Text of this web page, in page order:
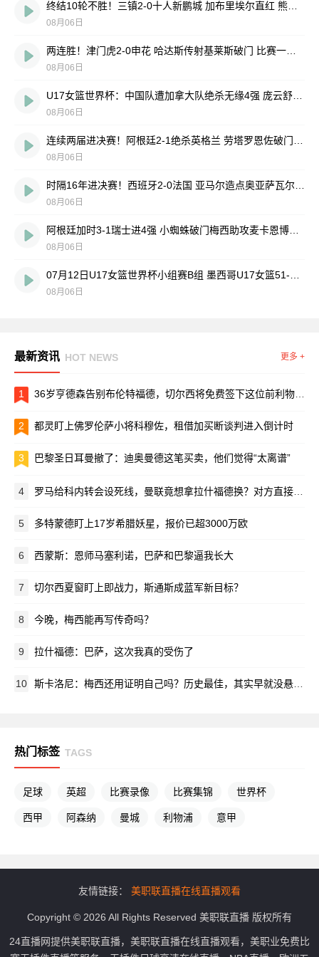
08月06日
08月06日
08月06日
08月06日
08月06日
08月06日
08月06日
最新资讯 HOT NEWS 更多 +
1 36岁亨德森告别布伦特福德，切尔西将免费签下这位前利物浦队长
2 都灵盯上佛罗伦萨小将科穆佐，租借加买断谈判进入倒计时
3 巴黎圣日耳曼撤了：迪奥曼德这笔买卖，他们觉得“太离谱”
4 罗马给科内转会设死线，曼联竟想拿拉什福德换？对方直接摆手：养不起！
5 多特蒙德盯上17岁希腊妖星，报价已超3000万欧
6 西蒙斯：恩师马塞利诺，巴萨和巴黎逼我长大
7 切尔西夏窗盯上即战力，斯通斯成蓝军新目标？
8 今晚，梅西能再写传奇吗？
9 拉什福德：巴萨，这次我真的受伤了
10 斯卡洛尼：梅西还用证明自己吗？历史最佳，其实早就没悬念了
热门标签 TAGS
足球 英超 比赛录像 比赛集锦 世界杯
西甲 阿森纳 曼城 利物浦 意甲
友情链接： 美职联直播在线直播观看
Copyright © 2026 All Rights Reserved 美职联直播 版权所有
24直播网提供美职联直播，美职联直播在线直播观看，美职业免费比